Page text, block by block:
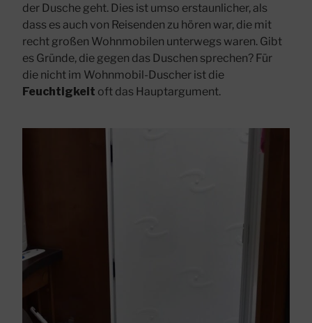
der Dusche geht. Dies ist umso erstaunlicher, als
dass es auch von Reisenden zu hören war, die mit
recht großen Wohnmobilen unterwegs waren. Gibt
es Gründe, die gegen das Duschen sprechen? Für
die nicht im Wohnmobil-Duscher ist die
Feuchtigkeit oft das Hauptargument.